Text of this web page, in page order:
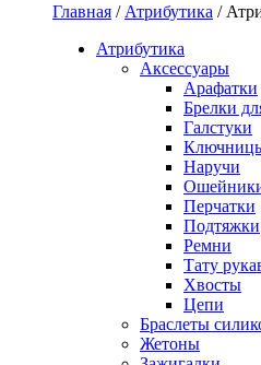
Главная / Атрибутика /
Атрибутика
Аксессуары
Арафатки
Брелки
Галстуки
Наручи
Перчатки
Подтяжки
Ремни
Тату
Хвосты
Цепи
Браслеты
Жетоны